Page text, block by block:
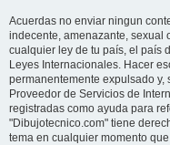
Acuerdas no enviar ningun
indecente, amenazante, sexual
cualquier ley de tu país, el país
Leyes Internacionales. Hacer
permanentemente expulsado y,
Proveedor de Servicios de
registradas como ayuda para
"Dibujotecnico.com" tiene
tema en cualquier momento